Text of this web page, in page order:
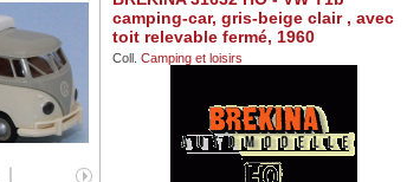
camping-car, gris-beige clair , avec
toit relevable fermé, 1960
Coll. Camping et loisirs